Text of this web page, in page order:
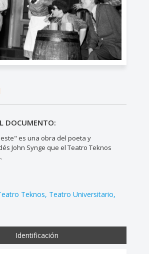
DOCUMENTO:
es una obra del poeta y
John Synge que el Teatro Teknos
Teknos Teatro Universitario
Identificación